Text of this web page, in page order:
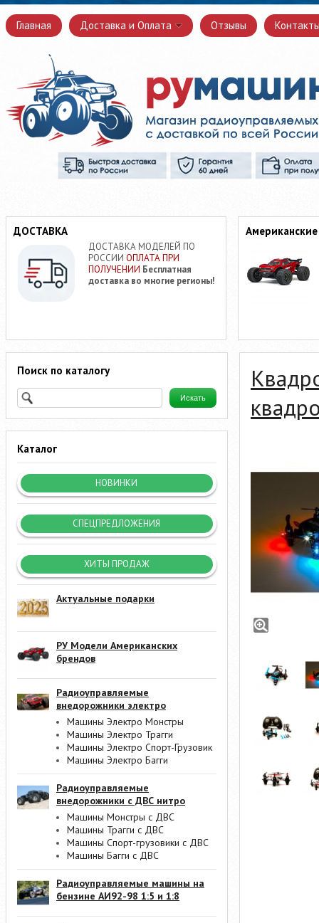
Главная Доставка и Оплата Отзывы
ДОСТАВКА
ДОСТАВКА МОДЕЛЕЙ ПО
РОССИИ ОПЛАТА ПРИ
ПОЛУЧЕНИИ Бесплатная
доставка во многие регионы!
Поиск по каталогу
Каталог
НОВИНКИ
СПЕЦПРЕДЛОЖЕНИЯ
ХИТЫ ПРОДАЖ
Актуальные подарки
РУ Модели Американских
брендов
Радиоуправляемые
внедорожники электро
Машины Электро Монстры
Машины Электро Трагги
Машины Электро Спорт-Грузовик
Машины Электро Багги
Радиоуправляемые
внедорожники с ДВС нитро
Машины Монстры с ДВС
Машины Трагги с ДВС
Машины Спорт-грузовики с ДВС
Машины Багги с ДВС
Радиоуправляемые машины на
бензине АИ92-98 1:5 и 1:8